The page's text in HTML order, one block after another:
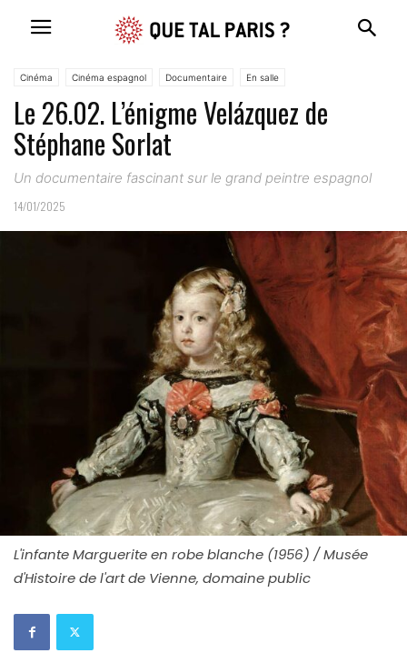
Cinéma Cinéma espagnol Documentaire En salle
Le 26.02. L’énigme Velázquez de
Stéphane Sorlat
Un documentaire fascinant sur le grand peintre espagnol
14/01/2025
L'infante Marguerite en robe blanche (1956) / Musée
d'Histoire de l'art de Vienne, domaine public